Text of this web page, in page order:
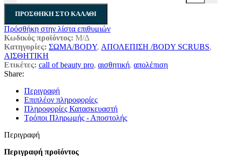
ΠΡΟΣΘΉΚΗ ΣΤΟ ΚΑΛΆΘΙ
Πρόσθήκη στην λίστα επιθυμιών
Κωδικός προϊόντος: Μ/Δ
Κατηγορίες: ΣΩΜΑ/BODY, ΑΠΟΛΕΠΙΣΗ /BODY SCRUBS,
ΑΙΣΘΗΤΙΚΗ
Ετικέτες: call of beauty pro, αισθητική, απολέπιση
Share:
Περιγραφή
Επιπλέον πληροφορίες
Πληροφορίες Κατασκευαστή
Τρόποι Πληρωμής - Αποστολής
Περιγραφή
Περιγραφή προϊόντος